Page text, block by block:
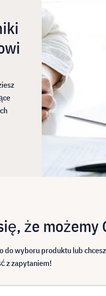
że możemy
do wyboru produktu lub
z zapytaniem!